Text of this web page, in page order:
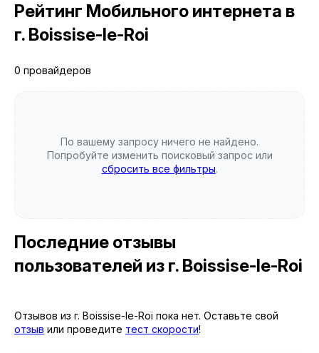
Рейтинг Мобильного интернета в
г. Boissise-le-Roi
0 провайдеров
По вашему запросу ничего не найдено.
Попробуйте изменить поисковый запрос или
сбросить все фильтры.
Последние отзывы
пользователей из г. Boissise-le-Roi
Отзывов из г. Boissise-le-Roi пока нет. Оставьте свой
отзыв или проведите тест скорости!